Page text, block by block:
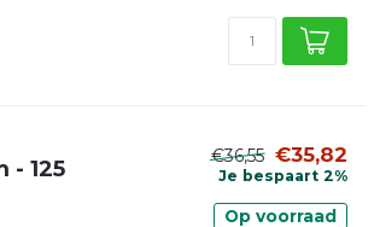
125
€36,55 €35,82
Je bespaart 2%
Op voorraad